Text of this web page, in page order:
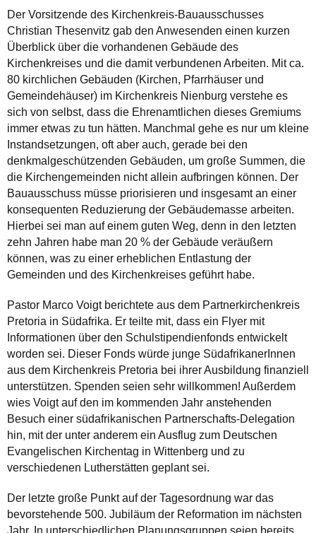
Der Vorsitzende des Kirchenkreis-Bauausschusses
Christian Thesenvitz gab den Anwesenden einen kurzen
Überblick über die vorhandenen Gebäude des
Kirchenkreises und die damit verbundenen Arbeiten. Mit ca.
80 kirchlichen Gebäuden (Kirchen, Pfarrhäuser und
Gemeindehäuser) im Kirchenkreis Nienburg verstehe es
sich von selbst, dass die Ehrenamtlichen dieses Gremiums
immer etwas zu tun hätten. Manchmal gehe es nur um kleine
Instandsetzungen, oft aber auch, gerade bei den
denkmalgeschützenden Gebäuden, um große Summen, die
die Kirchengemeinden nicht allein aufbringen können. Der
Bauausschuss müsse priorisieren und insgesamt an einer
konsequenten Reduzierung der Gebäudemasse arbeiten.
Hierbei sei man auf einem guten Weg, denn in den letzten
zehn Jahren habe man 20 % der Gebäude veräußern
können, was zu einer erheblichen Entlastung der
Gemeinden und des Kirchenkreises geführt habe.
Pastor Marco Voigt berichtete aus dem Partnerkirchenkreis
Pretoria in Südafrika. Er teilte mit, dass ein Flyer mit
Informationen über den Schulstipendienfonds entwickelt
worden sei. Dieser Fonds würde junge SüdafrikanerInnen
aus dem Kirchenkreis Pretoria bei ihrer Ausbildung finanziell
unterstützen. Spenden seien sehr willkommen! Außerdem
wies Voigt auf den im kommenden Jahr anstehenden
Besuch einer südafrikanischen Partnerschafts-Delegation
hin, mit der unter anderem ein Ausflug zum Deutschen
Evangelischen Kirchentag in Wittenberg und zu
verschiedenen Lutherstätten geplant sei.
Der letzte große Punkt auf der Tagesordnung war das
bevorstehende 500. Jubiläum der Reformation im nächsten
Jahr. In unterschiedlichen Planungsgruppen seien bereits